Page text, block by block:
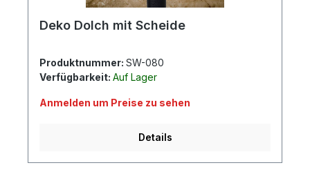
Deko Dolch mit Scheide
Produktnummer: SW-080
Verfügbarkeit: Auf Lager
Anmelden um Preise zu sehen
Details